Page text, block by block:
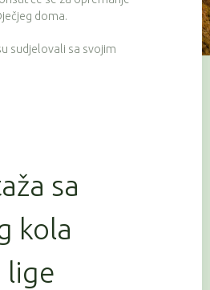
doma.
sudjelovali sa svojim
sa
kola
lige